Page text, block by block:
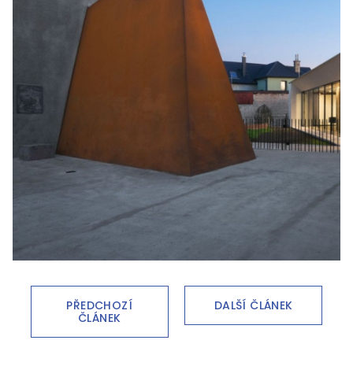
PŘEDCHOZÍ
ČLÁNEK
DALŠÍ ČLÁNEK